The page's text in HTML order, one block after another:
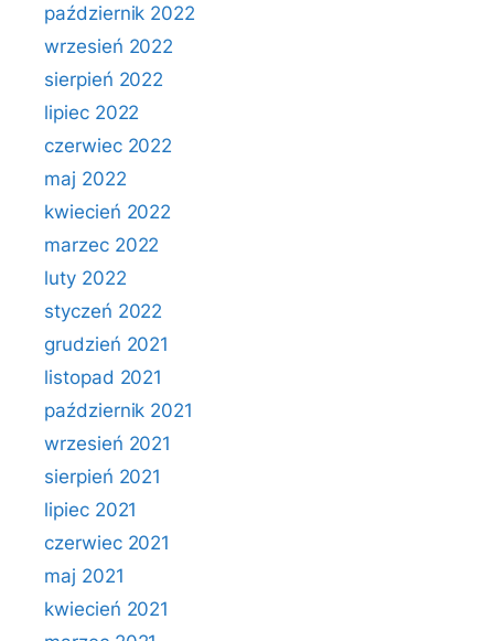
październik 2022
wrzesień 2022
sierpień 2022
lipiec 2022
czerwiec 2022
maj 2022
kwiecień 2022
marzec 2022
luty 2022
styczeń 2022
grudzień 2021
listopad 2021
październik 2021
wrzesień 2021
sierpień 2021
lipiec 2021
czerwiec 2021
maj 2021
kwiecień 2021